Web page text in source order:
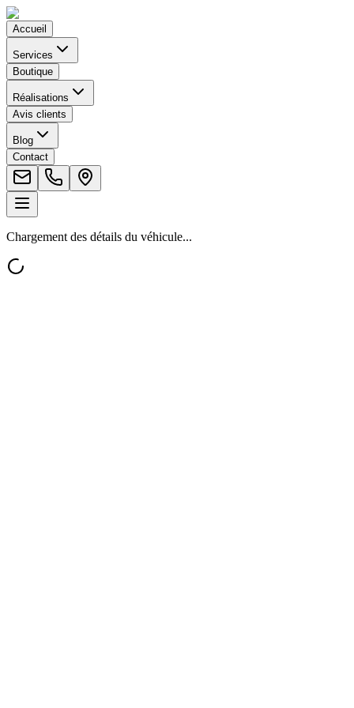
Accueil
Services
Boutique
Réalisations
Avis clients
Blog
Contact
Chargement des détails du véhicule...